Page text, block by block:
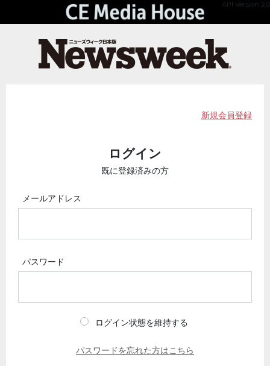
API Version 2.0
新規会員登録
ログイン
既に登録済みの方
メールアドレス
パスワード
ログイン状態を維持する
パスワードを忘れた方はこちら